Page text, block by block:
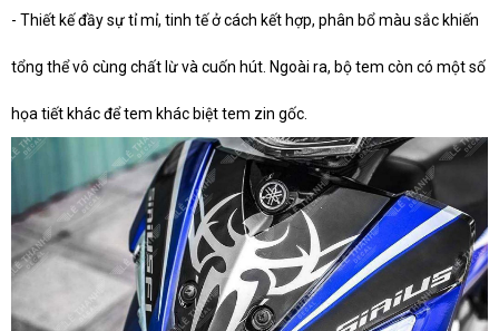
- Thiết kế đầy sự tỉ mỉ, tinh tế ở cách kết hợp, phân bổ màu sắc khiến
tổng thể vô cùng chất lừ và cuốn hút. Ngoài ra, bộ tem còn có một số
họa tiết khác để tem khác biệt tem zin gốc.